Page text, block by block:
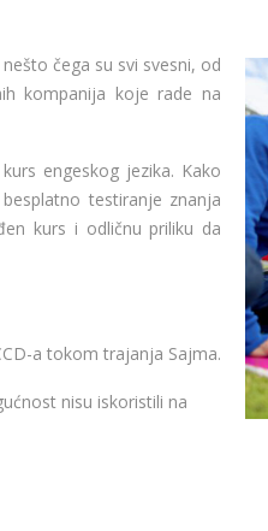
čega su svi svesni, od
kompanija koje rade na
engeskog jezika. Kako
testiranje znanja
kurs i odličnu priliku da
a tokom trajanja Sajma.
nisu iskoristili na